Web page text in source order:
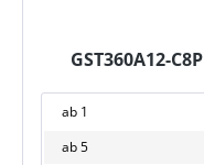
GST360A12-C8P
ab 1
ab5